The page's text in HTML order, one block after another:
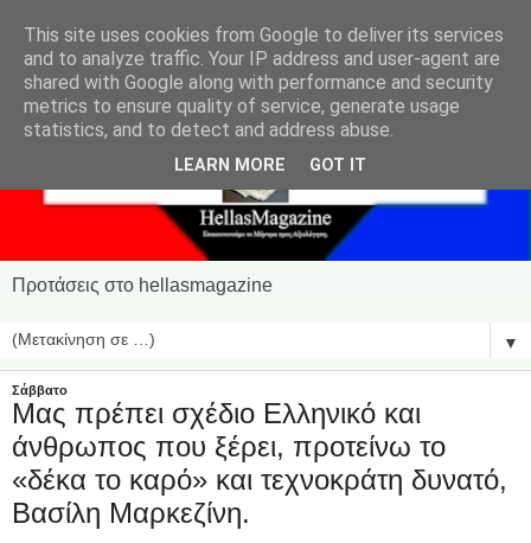
Προτάσεις στο hellasmagazine
▼
Σάββατο
Μας πρέπει σχέδιο Ελληνικό και
άνθρωπος που ξέρει, προτείνω το
«δέκα το καρό» και τεχνοκράτη δυνατό,
Βασίλη Μαρκεζίνη.
This site uses cookies from Google to deliver its services
and to analyze traffic. Your IP address and user-agent are
shared with Google along with performance and security
metrics to ensure quality of service, generate usage
statistics, and to detect and address abuse.
LEARN MORE GOT IT